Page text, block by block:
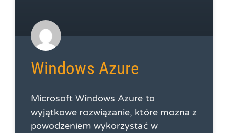
Windows Azure
Microsoft Windows Azure to
wyjątkowe rozwiązanie, które można z
powodzeniem wykorzystać w